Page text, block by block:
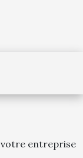
entreprise